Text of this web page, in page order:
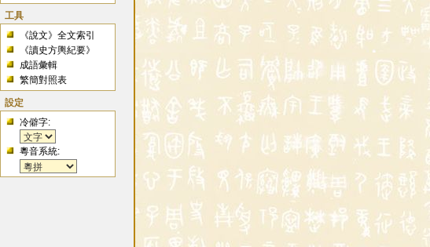
工具
《說文》全文索引
《讀史方輿紀要》
成語彙輯
繁簡對照表
設定
冷僻字:
粵音系統: